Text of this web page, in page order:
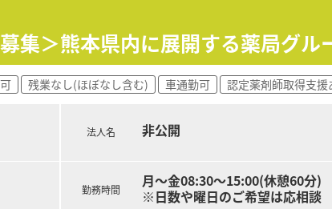
り、熊本大学大学院の博士課程実習施設にも認定され
や個人宅を訪問するほか、クリーンルームを用いた無菌
学術的な視点と臨床現場の融合を重視する先進的な薬
しやすく、同じ小学校にお子様が通う事務スタッフが
患者様が多く、地域に根差した環境の中でゆとりを持
などの社内サークル活動が盛んで、店舗の垣根を越え
募集＞熊本県内に展開する薬局グ
残業なし(ほぼなし含む) 車通勤可 認定薬剤師取得支援
法人名 非公開
勤務時間
月～金08:30～15:00(休憩60分)
※日数や曜日のご希望は応相談